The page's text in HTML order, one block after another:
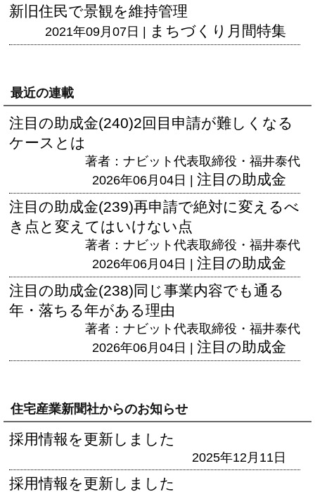
新旧住民で景観を維持管理
2021年09月07日 | まちづくり月間特集
最近の連載
注目の助成金(240)2回目申請が難しくなる
ケースとは
著者：ナビット代表取締役・福井泰代
2026年06月04日 | 注目の助成金
注目の助成金(239)再申請で絶対に変えるべ
き点と変えてはいけない点
著者：ナビット代表取締役・福井泰代
2026年06月04日 | 注目の助成金
注目の助成金(238)同じ事業内容でも通る
年・落ちる年がある理由
著者：ナビット代表取締役・福井泰代
2026年06月04日 | 注目の助成金
住宅産業新聞社からのお知らせ
採用情報を更新しました
2025年12月11日
採用情報を更新しました